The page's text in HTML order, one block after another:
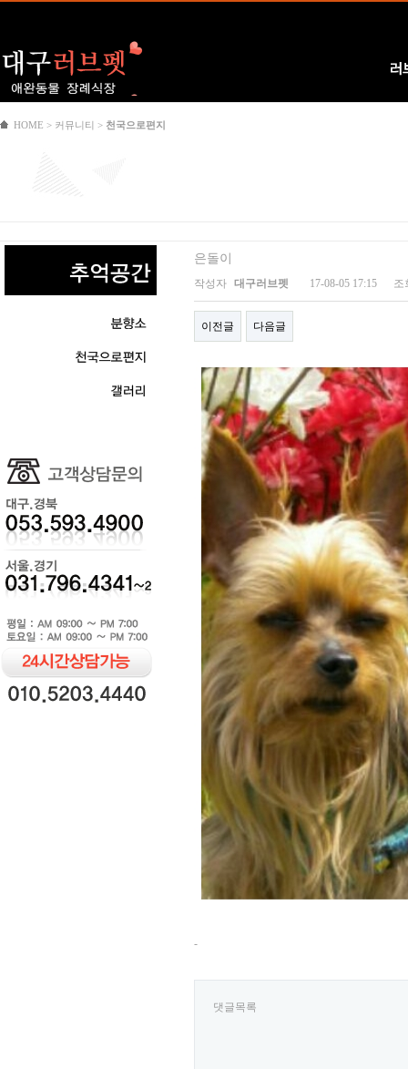
Logo
러
HOME > 커뮤니티 > 천국으로편지
은돌이
작성자 대구러브펫 17-08-05 17:15 조
이전글 다음글
-
댓글목록